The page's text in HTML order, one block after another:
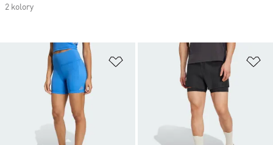
Dodaj do listy życzeń
2 kolory